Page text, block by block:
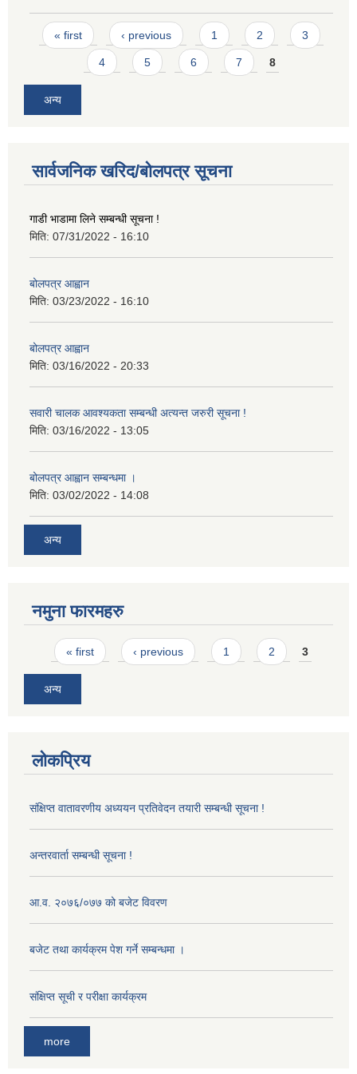
Pages
« first ‹ previous 1 2 3
4 5 6 7 8
अन्य
सार्वजनिक खरिद/बोलपत्र सूचना
गाडी भाडामा लिने सम्बन्धी सूचना !
मिति: 07/31/2022 - 16:10
बोलपत्र आह्वान
मिति: 03/23/2022 - 16:10
बोलपत्र आह्वान
मिति: 03/16/2022 - 20:33
सवारी चालक आवश्यकता सम्बन्धी अत्यन्त जरुरी सूचना !
मिति: 03/16/2022 - 13:05
बोलपत्र आह्वान सम्बन्धमा ।
मिति: 03/02/2022 - 14:08
अन्य
नमुना फारमहरु
Pages
« first ‹ previous 1 2 3
अन्य
लोकप्रिय
संक्षिप्त वातावरणीय अध्ययन प्रतिवेदन तयारी सम्बन्धी सूचना !
अन्तरवार्ता सम्बन्धी सूचना !
आ‍.व. २०७६/०७७ को बजेट विवरण
बजेट तथा कार्यक्रम पेश गर्ने सम्बन्धमा ।
संक्षिप्त सूची र परीक्षा कार्यक्रम
more